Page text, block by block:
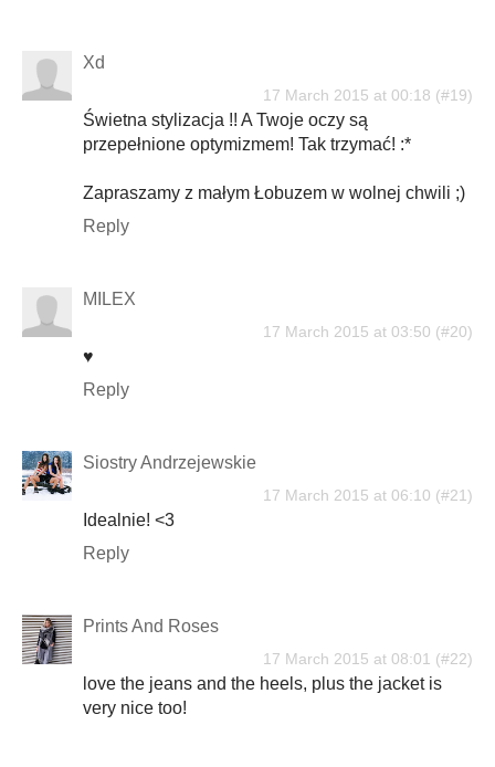
Xd
17 March 2015 at 00:18
Świetna stylizacja !! A Twoje oczy są
przepełnione optymizmem! Tak trzymać! :*
Zapraszamy z małym Łobuzem w wolnej chwili ;)
Reply
MILEX
17 March 2015 at 03:50
♥
Reply
Siostry Andrzejewskie
17 March 2015 at 06:10
Idealnie! <3
Reply
Prints And Roses
17 March 2015 at 08:01
love the jeans and the heels, plus the jacket is
very nice too!